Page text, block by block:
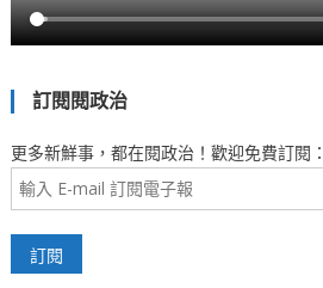
訂閱閱政治
更多新鮮事，都在閱政治！歡迎免費訂閱：